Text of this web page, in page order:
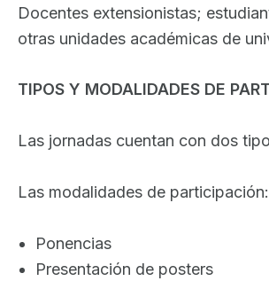
Docentes extensionistas;
otras unidades académicas de
TIPOS Y MODALIDADES DE
Las jornadas cuentan con dos
Las modalidades de participación:
Ponencias
Presentación de posters